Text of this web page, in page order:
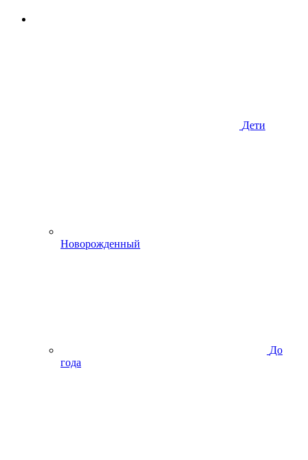
Дети
Новорожденный
До
года